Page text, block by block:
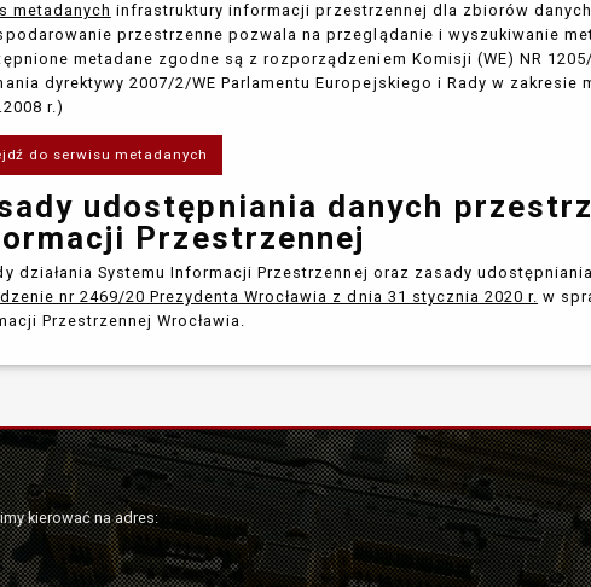
metadanych infrastruktury informacji przestrzennej dla zbiorów
przestrzenne pozwala na przeglądanie i wyszukiwanie
metadane zgodne są z rozporządzeniem Komisji (WE) NR
dyrektywy 2007/2/WE Parlamentu Europejskiego i Rady w zakresie
r.)
do serwisu metadanych
udostępniania danych
Przestrzennej
działania Systemu Informacji Przestrzennej oraz zasady
nr 2469/20 Prezydenta Wrocławia z dnia 31 stycznia 2020 r. w
Przestrzennej Wrocławia.
kierować na adres: